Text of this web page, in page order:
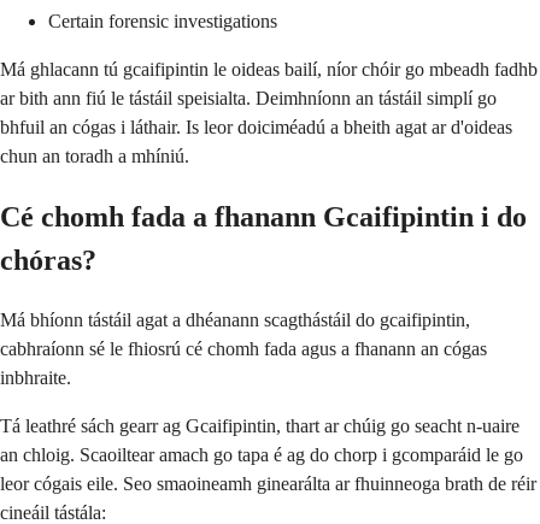
Certain forensic investigations
Má ghlacann tú gcaifipintin le oideas bailí, níor chóir go mbeadh fadhb
ar bith ann fiú le tástáil speisialta. Deimhníonn an tástáil simplí go
bhfuil an cógas i láthair. Is leor doiciméadú a bheith agat ar d'oideas
chun an toradh a mhíniú.
Cé chomh fada a fhanann Gcaifipintin i do
chóras?
Má bhíonn tástáil agat a dhéanann scagthástáil do gcaifipintin,
cabhraíonn sé le fhiosrú cé chomh fada agus a fhanann an cógas
inbhraite.
Tá leathré sách gearr ag Gcaifipintin, thart ar chúig go seacht n-uaire
an chloig. Scaoiltear amach go tapa é ag do chorp i gcomparáid le go
leor cógais eile. Seo smaoineamh ginearálta ar fhuinneoga brath de réir
cineáil tástála: